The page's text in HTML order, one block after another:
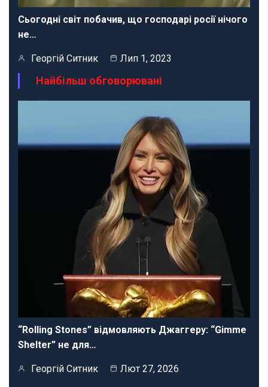
Сьогодні світ побачив, що господарі росії нічого
не…
Георгій Ситник Лип 1, 2023
Найбільш обговорювані
“Rolling Stones” відмовляють Джаггеру: “Gimme
Shelter” не для…
Георгій Ситник Лют 27, 2026